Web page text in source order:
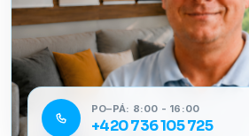
PO–PÁ: 8:00 - 16:00
+420 736 105 725